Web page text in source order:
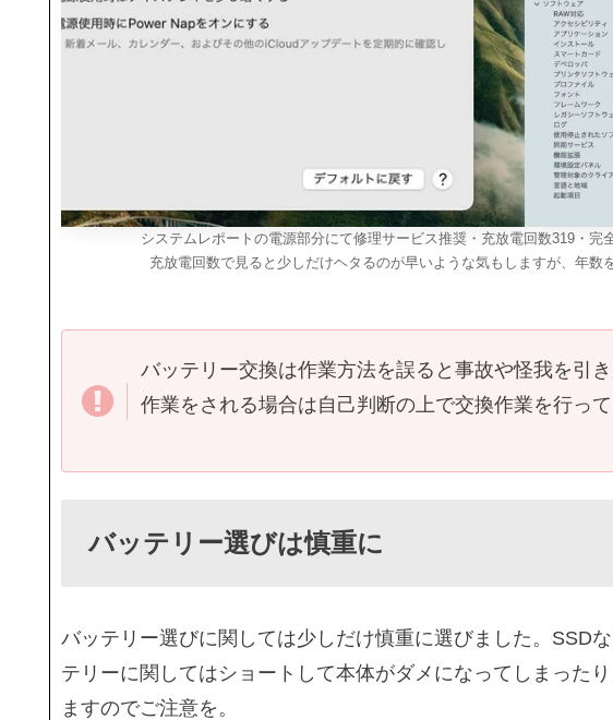
システムレポートの電源部分にて修理サービス推奨・充放電回数319・完
充放電回数で見ると少しだけヘタるのが早いような気もしますが、年数
バッテリー交換は作業方法を誤ると事故や怪我を引
作業をされる場合は自己判断の上で交換作業を行って
バッテリー選びは慎重に
バッテリー選びに関しては少しだけ慎重に選びました。SSD
テリーに関してはショートして本体がダメになってしまった
ますのでご注意を。